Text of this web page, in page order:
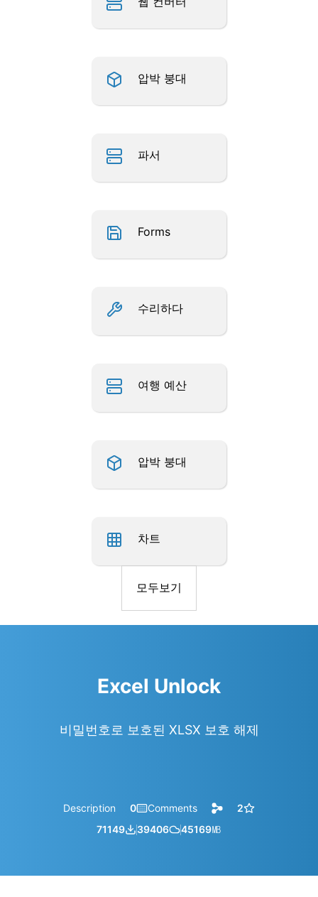
압박 붕대
파서
Forms
수리하다
여행 예산
압박 붕대
차트
모두보기
Excel Unlock
비밀번호로 보호된 XLSX 보호 해제
Description 0 Comments
2
71149
39406 45169㎆︎